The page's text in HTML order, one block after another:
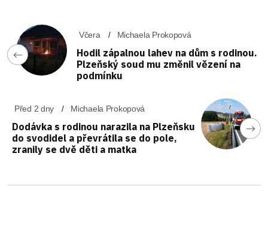
Včera Michaela Prokopová
Hodil zápalnou lahev na dům s rodinou.
Plzeňský soud mu změnil vězení na
podmínku
Před 2 dny Michaela Prokopová
Dodávka s rodinou narazila na Plzeňsku
do svodidel a převrátila se do pole,
zranily se dvě děti a matka